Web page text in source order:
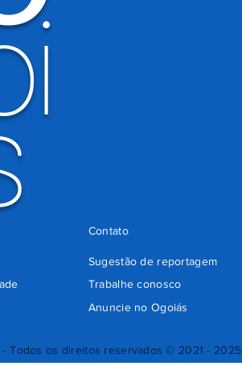
GO
- Todos os direitos reservados © 2021 - 2025
Sugestão de reportagem
Trabalhe conosco
Anuncie no Ogoiás
Contato